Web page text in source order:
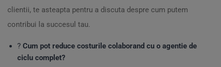
clientii, te asteapta pentru a discuta despre cum putem
contribui la succesul tau.
? Cum pot reduce costurile colaborand cu o agentie de
ciclu complet?